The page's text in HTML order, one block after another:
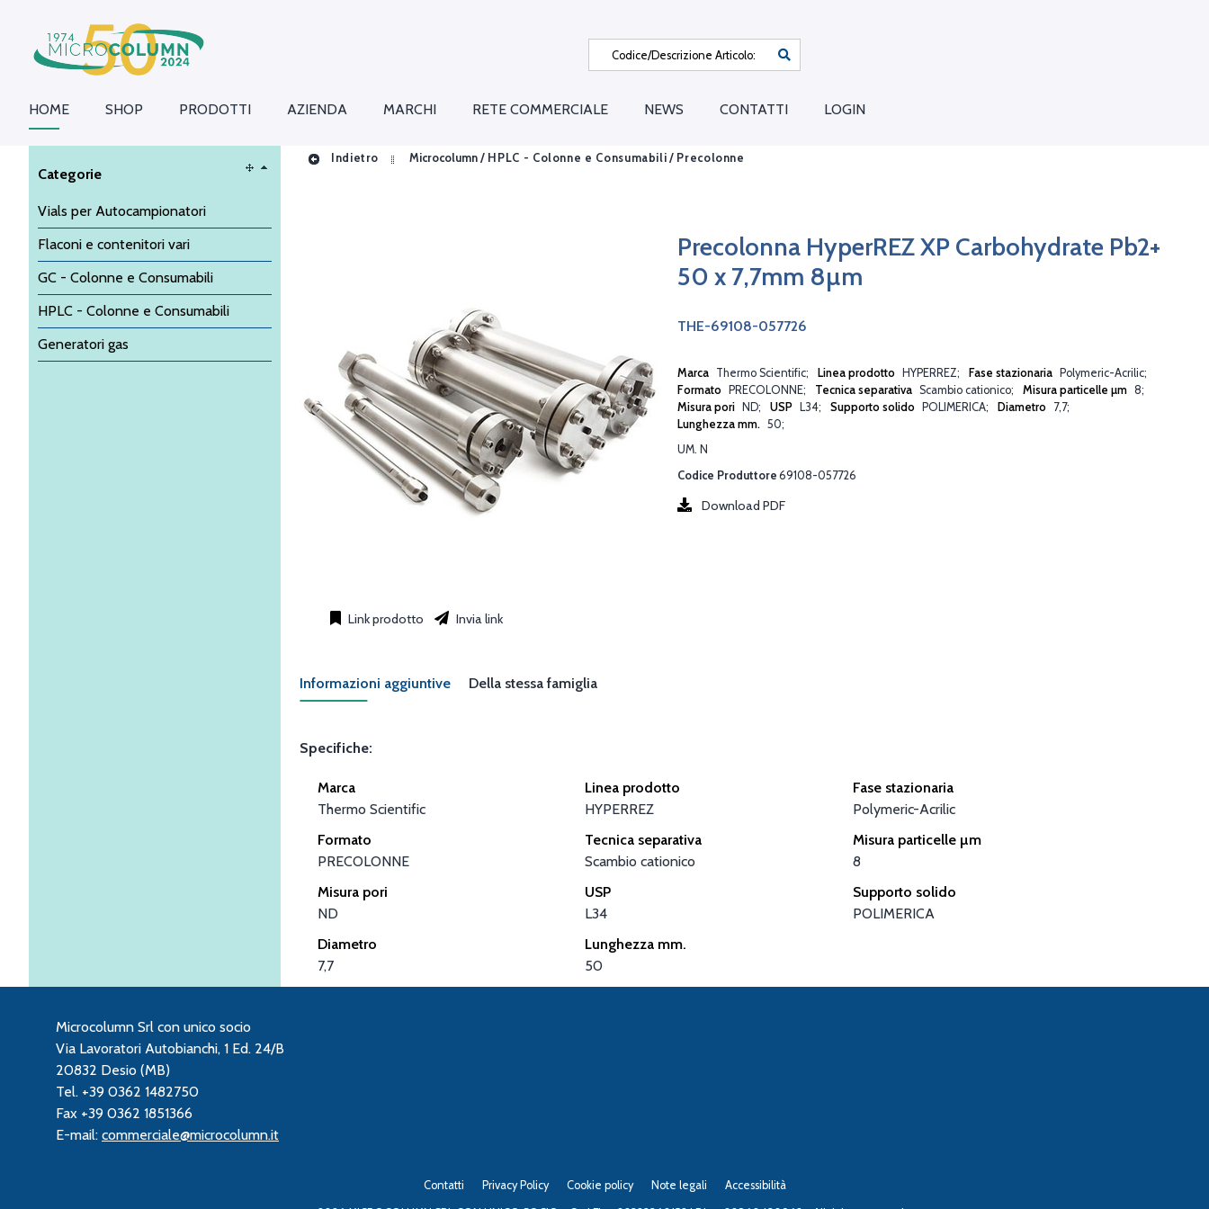
HOME SHOP PRODOTTI AZIENDA MARCHI RETE COMMERCIALE NEWS CONTATTI LOGIN
Categorie
Vials per Autocampionatori
Flaconi e contenitori vari
GC - Colonne e Consumabili
HPLC - Colonne e Consumabili
Generatori gas
Indietro Microcolumn / HPLC - Colonne e Consumabili / Precolonne
Precolonna HyperREZ XP Carbohydrate Pb2+
50 x 7,7mm 8µm
THE-69108-057726
Marca Thermo Scientific Linea prodotto HYPERREZ Fase stazionaria
Polymeric-Acrilic
Formato
PRECOLONNE Tecnica separativa Scambio cationico Misura particelle µm 8
Misura pori
ND USP L34 Supporto solido POLIMERICA Diametro 7,7
Lunghezza mm. 50
UM. N
Download PDF
Codice Produttore 69108-057726
Link prodotto Invia link
Informazioni aggiuntive Della stessa famiglia
Specifiche:
Marca
Thermo Scientific
Linea prodotto
HYPERREZ
Fase stazionaria
Polymeric-Acrilic
Formato
PRECOLONNE
Tecnica separativa
Scambio cationico
Misura particelle µm
8
Misura pori
ND
USP
L34
Supporto solido
POLIMERICA
Diametro
7,7
Lunghezza mm.
50
Microcolumn Srl con unico socio
Via Lavoratori Autobianchi, 1 Ed. 24/B
20832 Desio (MB)
Tel. +39 0362 1482750
Fax +39 0362 1851366
E-mail: commerciale@microcolumn.it
Contatti Privacy Policy Cookie policy Note legali Accessibilità